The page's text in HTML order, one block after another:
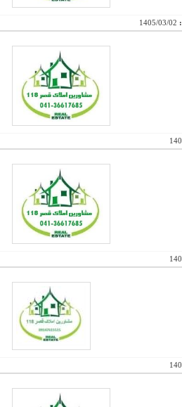
1405/03/02